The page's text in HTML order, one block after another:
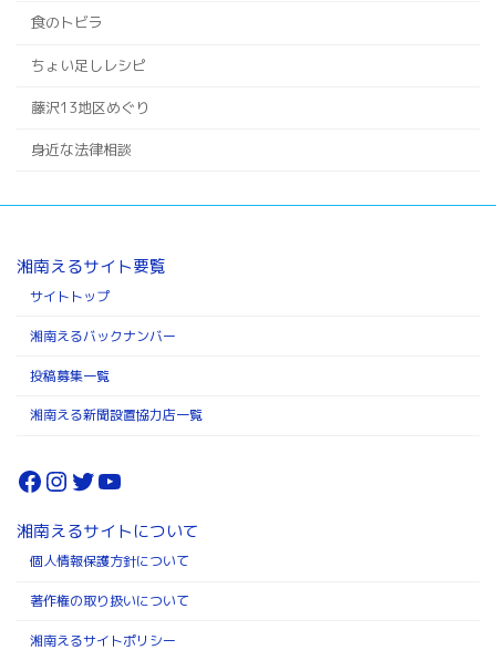
食のトビラ
ちょい足しレシピ
藤沢13地区めぐり
身近な法律相談
湘南えるサイト要覧
サイトトップ
湘南えるバックナンバー
投稿募集一覧
湘南える新聞設置協力店一覧
Facebook
Instagram
Twitter
YouTube
湘南えるサイトについて
個人情報保護方針について
著作権の取り扱いについて
湘南えるサイトポリシー